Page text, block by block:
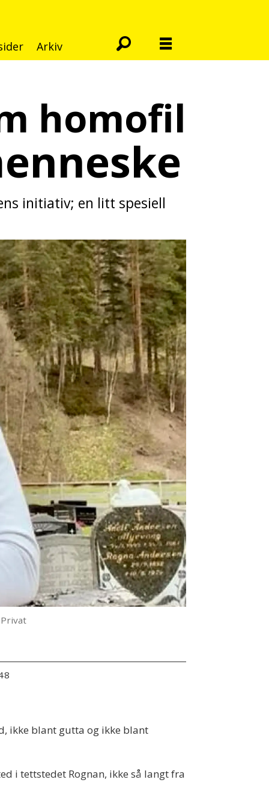
Arkiv
homofil
initiativ; en litt spesiell
ikke blant gutta og ikke blant
i tettstedet Rognan, ikke så langt fra